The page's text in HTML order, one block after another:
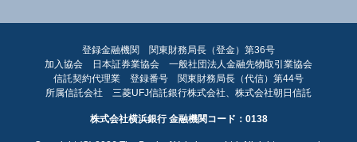
登録金融機関 関東財務局長（登金）第36号
加入協会 日本証券業協会 一般社団法人金融先物取引業協会
信託契約代理業 登録番号 関東財務局長（代信）第44号
所属信託会社 三菱UFJ信託銀行株式会社、株式会社朝日信託
株式会社横浜銀行 金融機関コード：0138